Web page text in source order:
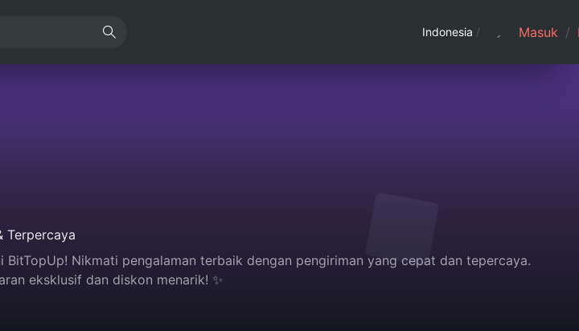
Indonesia / Masuk /
Terpercaya
BitTopUp! Nikmati pengalaman terbaik dengan pengiriman yang cepat dan tepercaya.
eksklusif dan diskon menarik! ✨